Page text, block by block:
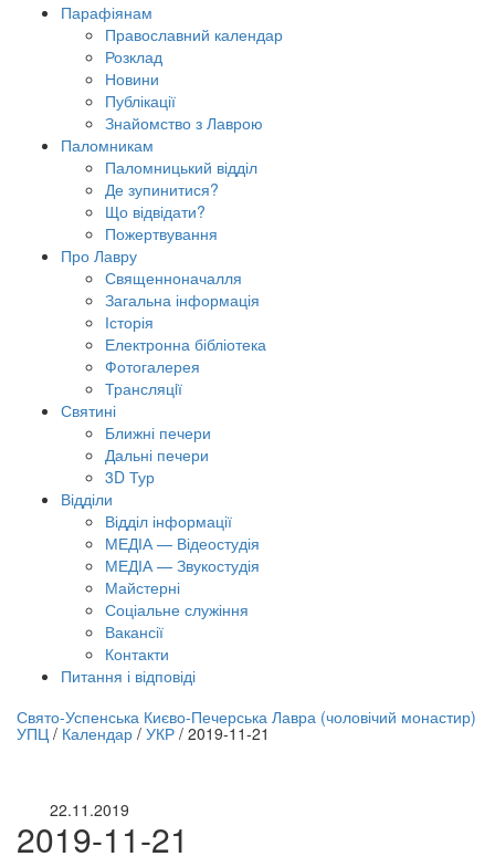
Парафіянам
Православний календар
Розклад
Новини
Публікації
Знайомство з Лаврою
Паломникам
Паломницький відділ
Де зупинитися?
Що відвідати?
Пожертвування
Про Лавру
Священноначалля
Загальна інформація
Історія
Електронна бібліотека
Фотогалерея
Трансляцiї
Святині
Ближні печери
Дальні печери
3D Тур
Відділи
Відділ інформації
МЕДІА — Відеостудія
МЕДІА — Звукостудія
Майстерні
Соціальне служіння
Вакансії
Контакти
Питання і відповіді
трансляція |
12 вересня
Свято-Успенська Києво-Печерська Лавра (чоловічий монастир)
УПЦ / Календар / УКР / 2019-11-21
22.11.2019
2019-11-21